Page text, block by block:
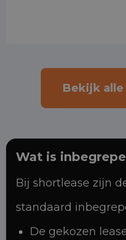
Bekijk
Wat is
Bij shortlease zijn
standaard
De gekozen